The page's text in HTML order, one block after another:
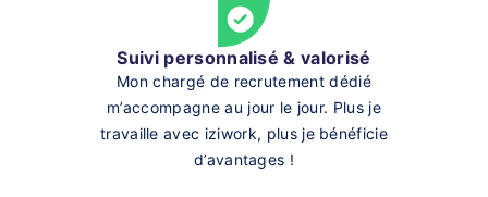
Suivi personnalisé & valorisé
Mon chargé de recrutement dédié
m’accompagne au jour le jour. Plus je
travaille avec iziwork, plus je bénéficie
d’avantages !